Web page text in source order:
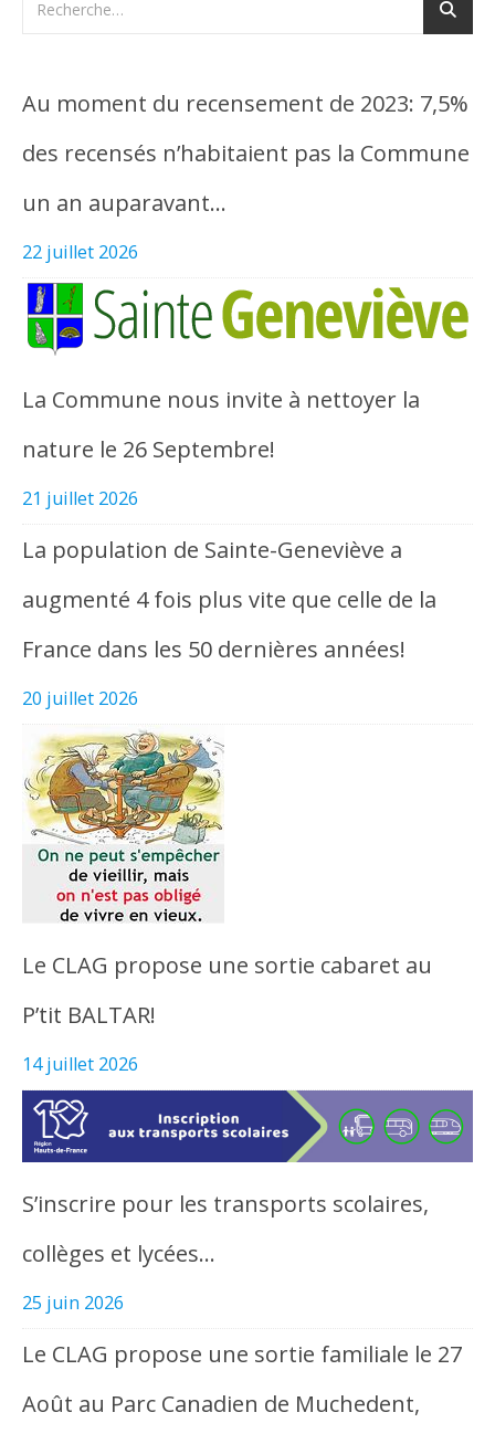
Au moment du recensement de 2023: 7,5%
des recensés n’habitaient pas la Commune
un an auparavant…
22 juillet 2026
La Commune nous invite à nettoyer la
nature le 26 Septembre!
21 juillet 2026
La population de Sainte-Geneviève a
augmenté 4 fois plus vite que celle de la
France dans les 50 dernières années!
20 juillet 2026
Le CLAG propose une sortie cabaret au
P’tit BALTAR!
14 juillet 2026
S’inscrire pour les transports scolaires,
collèges et lycées…
25 juin 2026
Le CLAG propose une sortie familiale le 27
Août au Parc Canadien de Muchedent,